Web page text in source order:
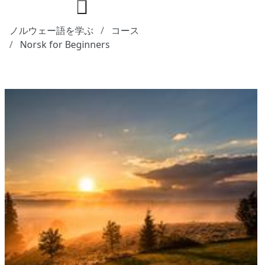
ノルウェー語を学ぶ
コース
Norsk for Beginners